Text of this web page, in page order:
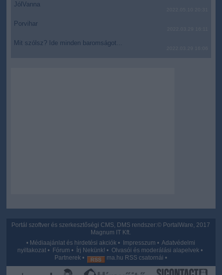
JólVanna
Porvihar
Mit szólsz? Ide minden baromságot...
Portál szoftver és szerkesztőségi CMS, DMS rendszer:© PortalWare, 2017
Magnum IT Kft.
• Médiaajánlat és hirdetési akciók • Impresszum •Adatvédelmi
nyiltakozat • Fórum • Írj Nekünk! •Olvasói és moderálási alapelvek •
Partnerek • ma.hu RSS csatornái •